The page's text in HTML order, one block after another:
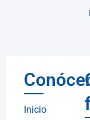
Inicio